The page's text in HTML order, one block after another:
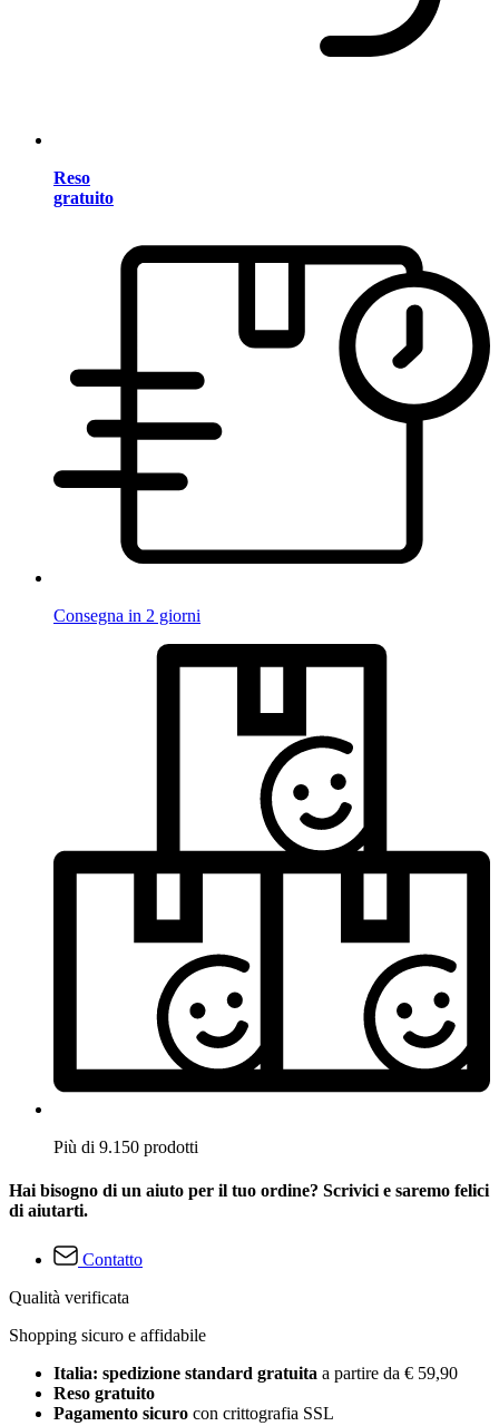
Reso
gratuito
Consegna in 2 giorni
Più di 9.150 prodotti
Hai bisogno di un aiuto per il tuo ordine? Scrivici e saremo felici
di aiutarti.
Contatto
Qualità verificata
Shopping sicuro e affidabile
Italia: spedizione standard gratuita a partire da € 59,90
Reso gratuito
Pagamento sicuro con crittografia SSL